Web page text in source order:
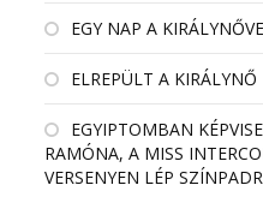
EGY NAP A
ELREPÜLT A KIRÁLYNŐ
EGYIPTOMBAN
RAMÓNA, A MISS
VERSENYEN LÉP